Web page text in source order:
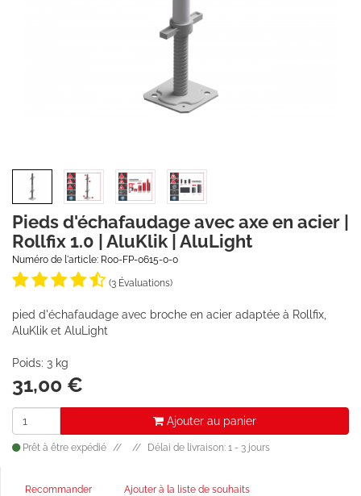
Pieds d'échafaudage avec axe en acier |
Rollfix 1.0 | AluKlik | AluLight
Numéro de l'article: R00-FP-0615-0-0
(3 Évaluations)
pied d'échafaudage avec broche en acier adaptée à Rollfix,
AluKlik et AluLight
Poids: 3 kg
31,00 €
Ajouter au panier
Prêt à être expédié Délai de livraison: 1 - 3 jours
Recommander
Ajouter à la liste de souhaits